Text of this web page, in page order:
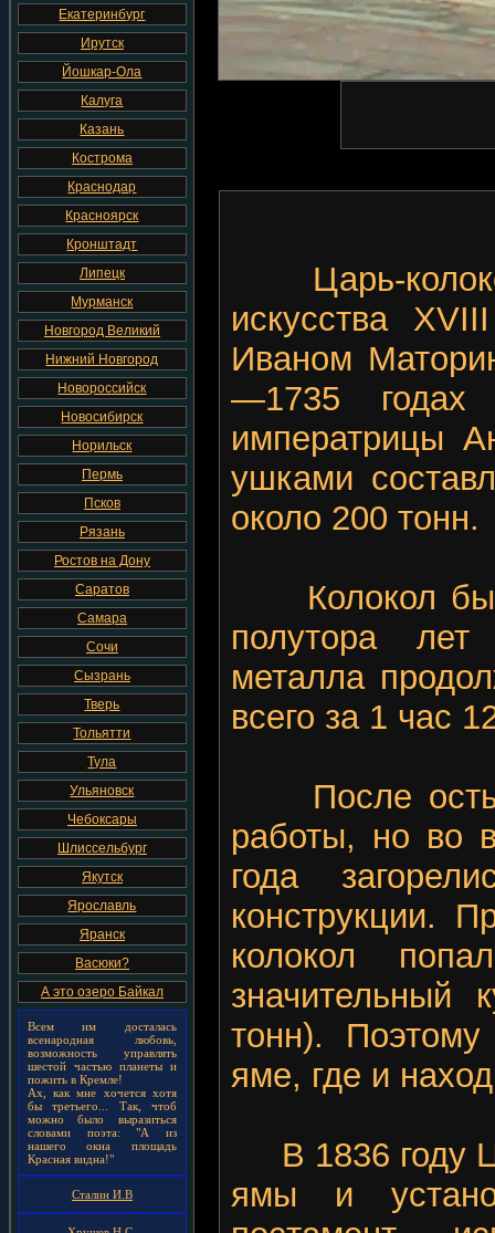
Екатеринбург
Ирутск
Йошкар-Ола
Калуга
Казань
Кострома
Краснодар
Красноярск
Кронштадт
Липецк
Мурманск
Новгород Великий
Нижний Новгород
Новороссийск
Новосибирск
Норильск
Пермь
Псков
Рязань
Ростов на Дону
Саратов
Самара
Сочи
Сызрань
Тверь
Тольятти
Тула
Ульяновск
Чебоксары
Шлиссельбург
Якутск
Ярославль
Яранск
Васюки?
А это озеро Байкал
Всем им досталась
всенародная любовь,
возможность управлять
шестой частью планеты и
пожить в Кремле!
Ах, как мне хочется хотя
бы третьего... Так, чтоб
можно было выразиться
словами поэта: "А из
нашего окна площадь
Красная видна!"
Сталин И.В
Царь-
искусства
Иваном
—1735
императрицы
ушками
около 200 тонн.
Колокол был
полутора лет
металла
всего за 1 час
После
работы, но во
года
конструкции.
колокол
значительный
тонн).
яме, где и
В 1836 году
ямы и